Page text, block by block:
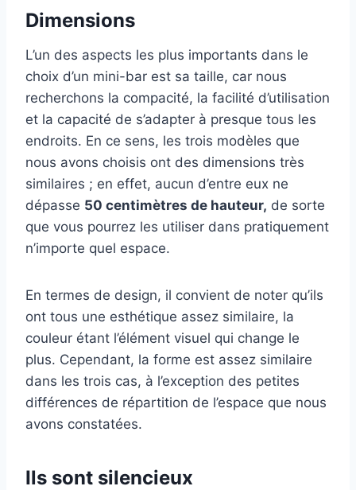
Dimensions
L’un des aspects les plus importants dans le
choix d’un mini-bar est sa taille, car nous
recherchons la compacité, la facilité d’utilisation
et la capacité de s’adapter à presque tous les
endroits. En ce sens, les trois modèles que
nous avons choisis ont des dimensions très
similaires ; en effet, aucun d’entre eux ne
dépasse 50 centimètres de hauteur, de sorte
que vous pourrez les utiliser dans pratiquement
n’importe quel espace.
En termes de design, il convient de noter qu’ils
ont tous une esthétique assez similaire, la
couleur étant l’élément visuel qui change le
plus. Cependant, la forme est assez similaire
dans les trois cas, à l’exception des petites
différences de répartition de l’espace que nous
avons constatées.
Ils sont silencieux